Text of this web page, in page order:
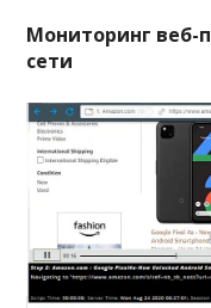
Мониторинг веб-
сети